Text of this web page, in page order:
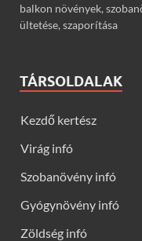
balkon növények,
ültetése, szaporítása
TÁRSOLDALAK
Kezdő kertész
Virág infó
Szobanövény infó
Gyógynövény infó
Zöldség infó